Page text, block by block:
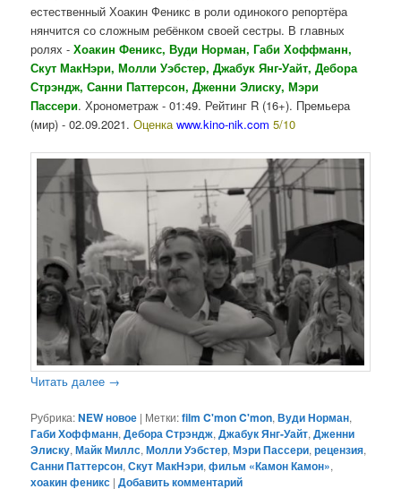
естественный Хоакин Феникс в роли одинокого репортёра
нянчится со сложным ребёнком своей сестры. В главных
ролях -Хоакин Феникс, Вуди Норман, Габи Хоффманн,
Скут МакНэри, Молли Уэбстер, Джабук Янг-Уайт, Дебора
Стрэндж, Санни Паттерсон, Дженни Элиску, Мэри
Пассери. Хронометраж - 01:49. Рейтинг R (16+). Премьера
(мир) - 02.09.2021.Оценкаwww.kino-nik.com 5/10
Читать далее →
Рубрика:NEW новое | Метки:film C'mon C'mon,Вуди Норман,
Габи Хоффманн,Дебора Стрэндж,Джабук Янг-Уайт,Дженни
Элиску,Майк Миллс,Молли Уэбстер,Мэри Пассери,рецензия,
Санни Паттерсон,Скут МакНэри,фильм «Камон Камон»,
хоакин феникс |Добавить комментарий